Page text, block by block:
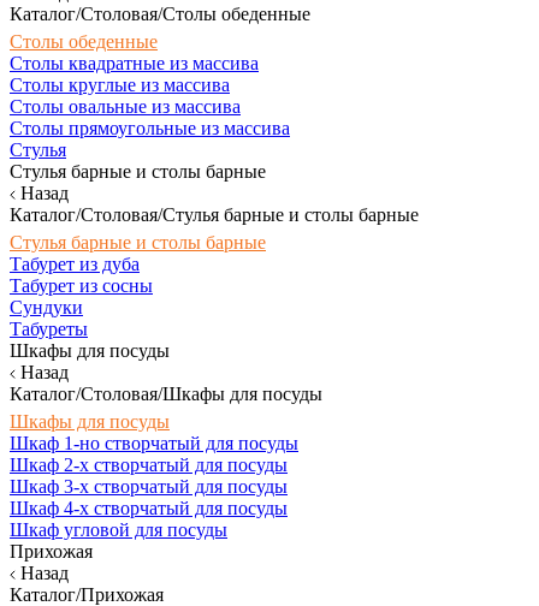
Каталог/Столовая/Столы обеденные
Столы обеденные
Столы квадратные из массива
Столы круглые из массива
Столы овальные из массива
Столы прямоугольные из массива
Стулья
Стулья барные и столы барные
Назад
Каталог/Столовая/Стулья барные и столы барные
Стулья барные и столы барные
Табурет из дуба
Табурет из сосны
Сундуки
Табуреты
Шкафы для посуды
Назад
Каталог/Столовая/Шкафы для посуды
Шкафы для посуды
Шкаф 1-но створчатый для посуды
Шкаф 2-х створчатый для посуды
Шкаф 3-х створчатый для посуды
Шкаф 4-х створчатый для посуды
Шкаф угловой для посуды
Прихожая
Назад
Каталог/Прихожая